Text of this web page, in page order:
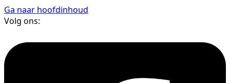
Ga naar hoofdinhoud
Volg ons: